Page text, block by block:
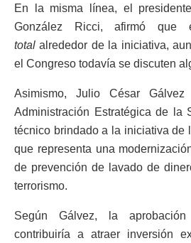
En la misma línea, el
González Ricci, afirmó que
total alrededor de la iniciativa,
el Congreso todavía se discuten
Asimismo, Julio César
Administración Estratégica de la
técnico brindado a la iniciativa de
que representa una
de prevención de lavado de
terrorismo.
Según Gálvez, la
contribuiría a atraer inversión